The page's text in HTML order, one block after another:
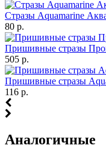
Стразы Aquamarine
80 р.
Пришивные стразы
505 р.
Пришивные стразы
116 р.
Аналогичные